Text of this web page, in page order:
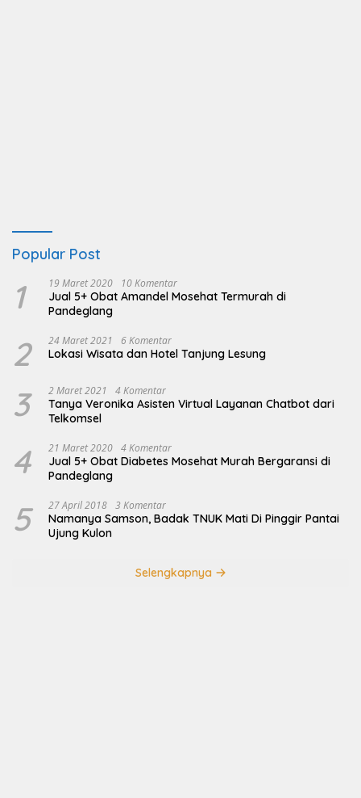
Popular Post
1 19 Maret 2020 10 Komentar
Jual 5+ Obat Amandel Mosehat Termurah di
Pandeglang
2 24 Maret 2021 6 Komentar
Lokasi Wisata dan Hotel Tanjung Lesung
3 2 Maret 2021 4 Komentar
Tanya Veronika Asisten Virtual Layanan Chatbot dari
Telkomsel
4 21 Maret 2020 4 Komentar
Jual 5+ Obat Diabetes Mosehat Murah Bergaransi di
Pandeglang
5 27 April 2018 3 Komentar
Namanya Samson, Badak TNUK Mati Di Pinggir Pantai
Ujung Kulon
Selengkapnya